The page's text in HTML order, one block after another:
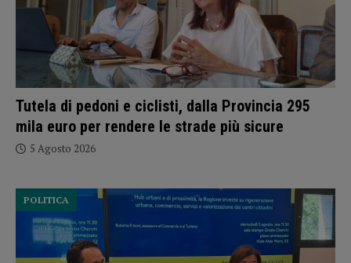
Tutela di pedoni e ciclisti, dalla Provincia 295
mila euro per rendere le strade più sicure
5 Agosto 2026
POLITICA